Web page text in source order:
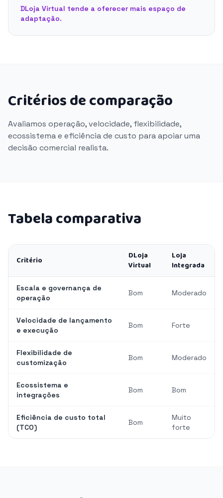
DLoja Virtual tende a oferecer mais espaço de
adaptação.
Critérios de comparação
Avaliamos operação, velocidade, flexibilidade,
ecossistema e eficiência de custo para apoiar uma
decisão comercial realista.
Tabela comparativa
Critério
DLoja
Virtual
Loja
Integrada
Escala e governança de
operação
Bom Moderado
Velocidade de lançamento
e execução
Bom Forte
Flexibilidade de
customização
Bom Moderado
Ecossistema e
integrações
Bom Bom
Eficiência de custo total
(TCO)
Bom
Muito
forte